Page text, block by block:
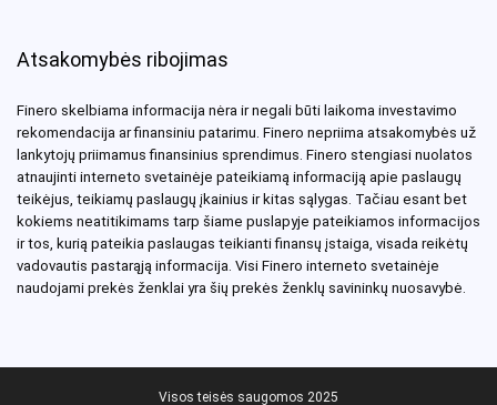
Atsakomybės ribojimas
Finero skelbiama informacija nėra ir negali būti laikoma investavimo
rekomendacija ar finansiniu patarimu. Finero nepriima atsakomybės už
lankytojų priimamus finansinius sprendimus. Finero stengiasi nuolatos
atnaujinti interneto svetainėje pateikiamą informaciją apie paslaugų
teikėjus, teikiamų paslaugų įkainius ir kitas sąlygas. Tačiau esant bet
kokiems neatitikimams tarp šiame puslapyje pateikiamos informacijos
ir tos, kurią pateikia paslaugas teikianti finansų įstaiga, visada reikėtų
vadovautis pastarąją informacija. Visi Finero interneto svetainėje
naudojami prekės ženklai yra šių prekės ženklų savininkų nuosavybė.
Visos teisės saugomos 2025